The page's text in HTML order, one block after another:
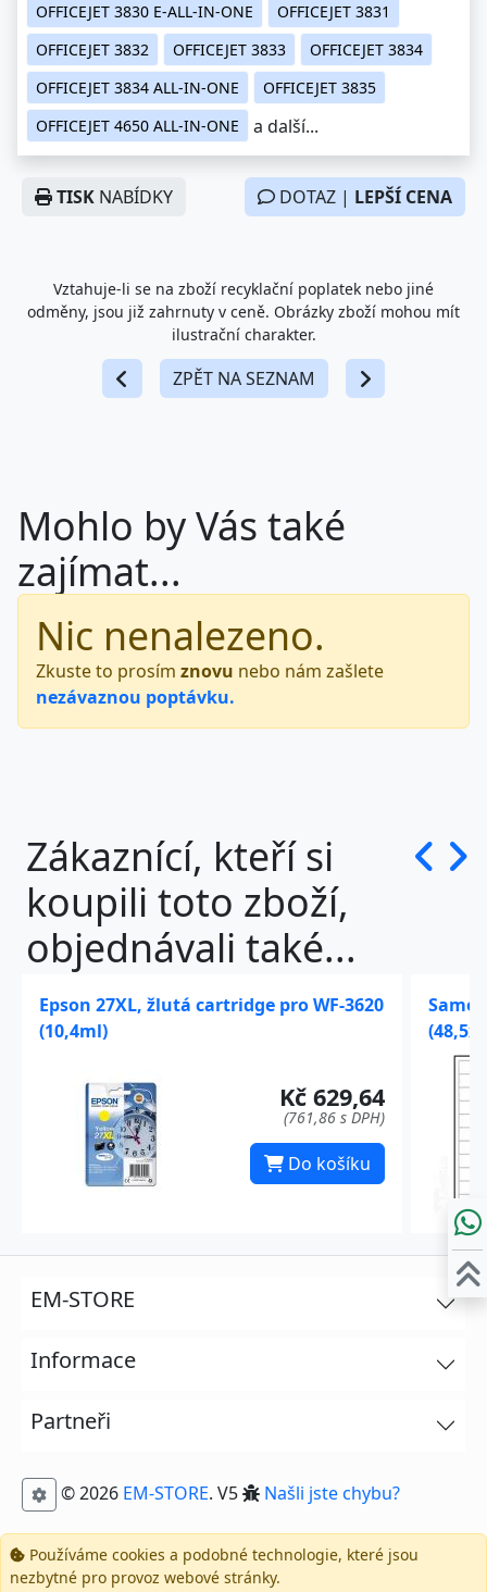
OFFICEJET 3830 E-ALL-IN-ONE
OFFICEJET 3831
OFFICEJET 3832
OFFICEJET 3833
OFFICEJET 3834
OFFICEJET 3834 ALL-IN-ONE
OFFICEJET 3835
OFFICEJET 4650 ALL-IN-ONE
a další...
TISK NABÍDKY DOTAZ | LEPŠÍ CENA
Vztahuje-li se na zboží recyklační poplatek nebo jiné
odměny, jsou již zahrnuty v ceně. Obrázky zboží mohou mít
ilustrační charakter.
ZPĚT NA SEZNAM
Mohlo by Vás také
zajímat...
Nic nenalezeno.
Zkuste to prosím znovu nebo nám zašlete
nezávaznou poptávku.
Zákaznící, kteří si
koupili toto zboží,
objednávali také...
Epson 27XL, žlutá cartridge pro WF-3620
(10,4ml)
Kč 629,64
(761,86 s DPH)
Do košíku
EM-STORE
Informace
Partneři
© 2026 EM-STORE. V5 Našli jste chybu?
Používáme cookies a podobné technologie, které jsou
nezbytné pro provoz webové stránky.